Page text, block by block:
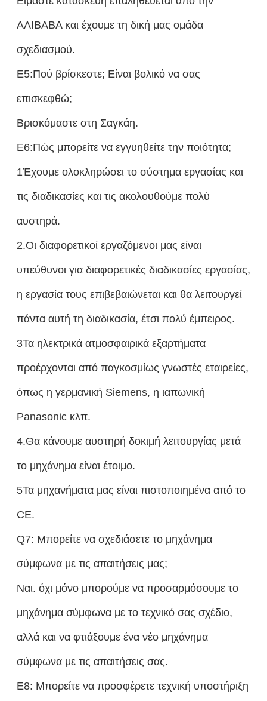
ΑΛΙΒΑΒΑ και έχουμε τη δική μας ομάδα
σχεδιασμού.
Ε5:Πού βρίσκεστε; Είναι βολικό να σας
επισκεφθώ;
Βρισκόμαστε στη Σαγκάη.
Ε6:Πώς μπορείτε να εγγυηθείτε την ποιότητα;
1Έχουμε ολοκληρώσει το σύστημα εργασίας και
τις διαδικασίες και τις ακολουθούμε πολύ
αυστηρά.
2.Οι διαφορετικοί εργαζόμενοι μας είναι
υπεύθυνοι για διαφορετικές διαδικασίες εργασίας,
η εργασία τους επιβεβαιώνεται και θα λειτουργεί
πάντα αυτή τη διαδικασία, έτσι πολύ έμπειρος.
3Τα ηλεκτρικά ατμοσφαιρικά εξαρτήματα
προέρχονται από παγκοσμίως γνωστές εταιρείες,
όπως η γερμανική Siemens, η ιαπωνική
Panasonic κλπ.
4.Θα κάνουμε αυστηρή δοκιμή λειτουργίας μετά
το μηχάνημα είναι έτοιμο.
5Τα μηχανήματα μας είναι πιστοποιημένα από το
CE.
Q7: Μπορείτε να σχεδιάσετε το μηχάνημα
σύμφωνα με τις απαιτήσεις μας;
Ναι. όχι μόνο μπορούμε να προσαρμόσουμε το
μηχάνημα σύμφωνα με το τεχνικό σας σχέδιο,
αλλά και να φτιάξουμε ένα νέο μηχάνημα
σύμφωνα με τις απαιτήσεις σας.
Ε8: Μπορείτε να προσφέρετε τεχνική υποστήριξη